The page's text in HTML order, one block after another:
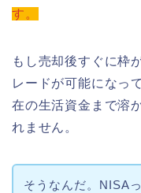
す。
もし売却後すぐに枠
レードが可能になっ
在の生活資金まで溶
れません。
そうなんだ。NISA